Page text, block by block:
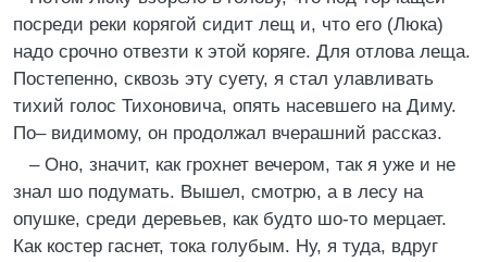
посреди реки корягой сидит лещ и, что его (Люка)
надо срочно отвезти к этой коряге. Для отлова леща.
Постепенно, сквозь эту суету, я стал улавливать
тихий голос Тихоновича, опять насевшего на Диму.
По– видимому, он продолжал вчерашний рассказ.
– Оно, значит, как грохнет вечером, так я уже и не
знал шо подумать. Вышел, смотрю, а в лесу на
опушке, среди деревьев, как будто шо-то мерцает.
Как костер гаснет, тока голубым. Ну, я туда, вдруг